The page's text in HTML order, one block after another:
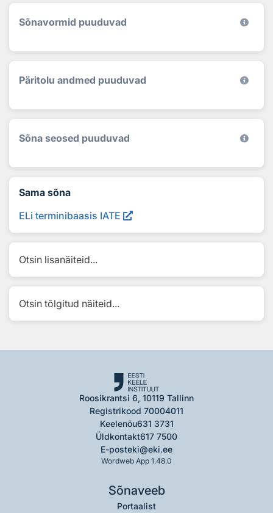
Sõnavormid puuduvad
Päritolu andmed puuduvad
Sõna seosed puuduvad
Sama sõna
ELi terminibaasis IATE
Otsin lisanäiteid...
Otsin tõlgitud näiteid...
Roosikrantsi 6, 10119 Tallinn
Registrikood 70004011
Keelenõu631 3731
Üldkontakt617 7500
E-posteki@eki.ee
Wordweb App 1.48.0
Sõnaveeb
Portaalist